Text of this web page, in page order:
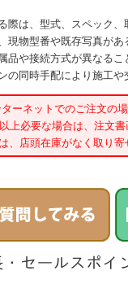
際は、型式、スペック
現物型番や既存写真が
品や接続方式が異なるこ
の同時手配により施工
ーネットでのご注文の
上必要な場合は、注文
、店頭在庫がなく取り